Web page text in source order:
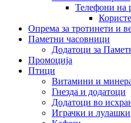
Телефони на
Опрема за тротинети и
Паметни часовници
Додатоци за
Промоција
Птици
Витамини и
Гнезда и додатоци
Додатоци во
Играчки и лулашки